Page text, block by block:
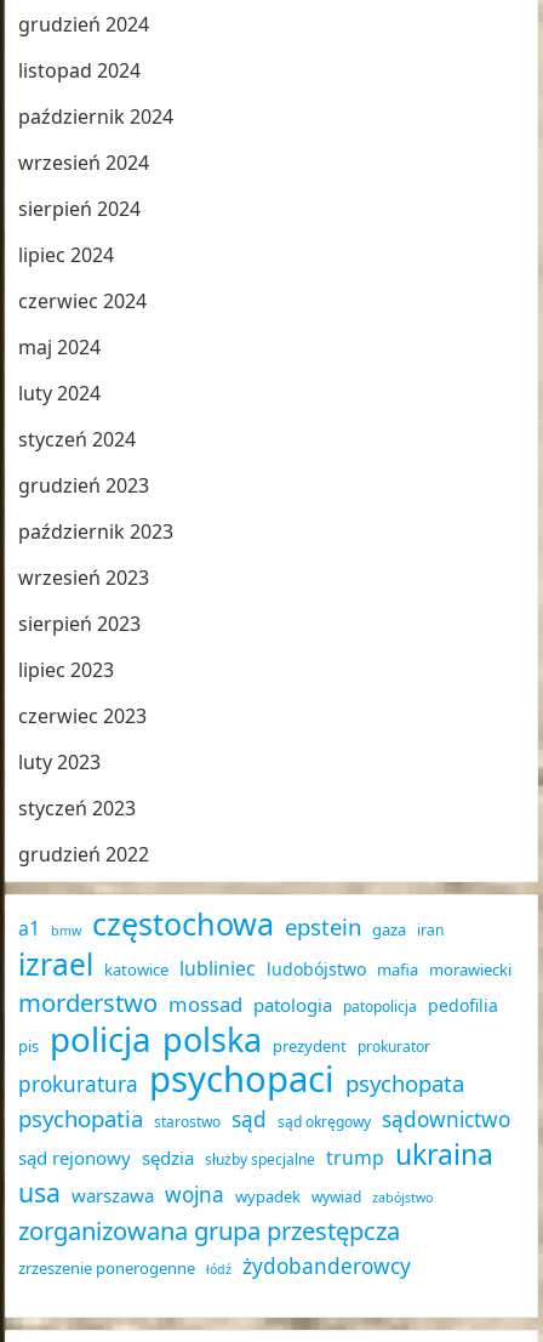
grudzień 2024
listopad 2024
październik 2024
wrzesień 2024
sierpień 2024
lipiec 2024
czerwiec 2024
maj 2024
luty 2024
styczeń 2024
grudzień 2023
październik 2023
wrzesień 2023
sierpień 2023
lipiec 2023
czerwiec 2023
luty 2023
styczeń 2023
grudzień 2022
a1 bmw częstochowa epstein gaza iran
izrael katowice lubliniec ludobójstwo mafia morawiecki
morderstwo mossad patologia patopolicja pedofilia
pis policja polska prezydent prokurator
prokuratura psychopaci psychopata
psychopatia
starostwo sąd sąd okręgowy sądownictwo
sąd rejonowy sędzia służby specjalne trump ukraina
usa warszawa wojna wypadek wywiad zabójstwo
zorganizowana grupa przestępcza
zrzeszenie ponerogenne łódź żydobanderowcy